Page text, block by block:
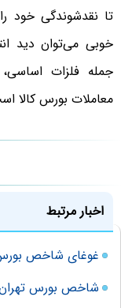
تا نقدشوندگی خود
خوبی می‌توان دید
جمله فلزات
معاملات بورس کالا
اخبار مرتبط
غوغای شاخص بورس
شاخص بورس تهران